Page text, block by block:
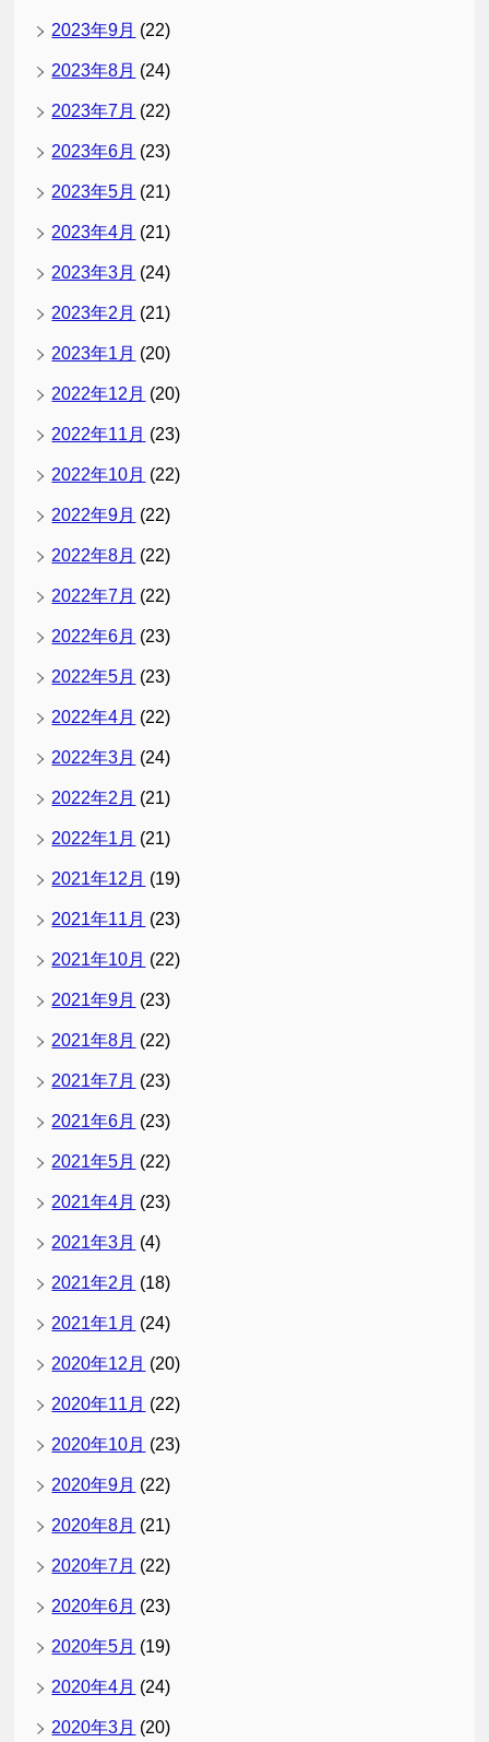
2023年9月 (22)
2023年8月 (24)
2023年7月 (22)
2023年6月 (23)
2023年5月 (21)
2023年4月 (21)
2023年3月 (24)
2023年2月 (21)
2023年1月 (20)
2022年12月 (20)
2022年11月 (23)
2022年10月 (22)
2022年9月 (22)
2022年8月 (22)
2022年7月 (22)
2022年6月 (23)
2022年5月 (23)
2022年4月 (22)
2022年3月 (24)
2022年2月 (21)
2022年1月 (21)
2021年12月 (19)
2021年11月 (23)
2021年10月 (22)
2021年9月 (23)
2021年8月 (22)
2021年7月 (23)
2021年6月 (23)
2021年5月 (22)
2021年4月 (23)
2021年3月 (4)
2021年2月 (18)
2021年1月 (24)
2020年12月 (20)
2020年11月 (22)
2020年10月 (23)
2020年9月 (22)
2020年8月 (21)
2020年7月 (22)
2020年6月 (23)
2020年5月 (19)
2020年4月 (24)
2020年3月 (20)